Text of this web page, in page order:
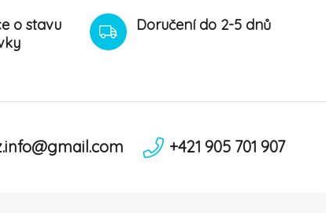
o stavu
Doručení do 2-5 dnů
+421 905 701 907